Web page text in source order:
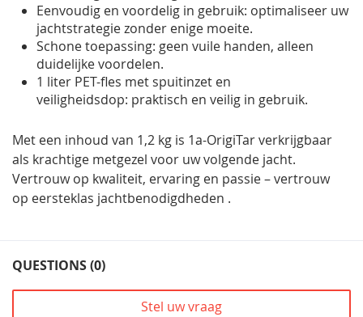
Eenvoudig en voordelig in gebruik: optimaliseer uw
jachtstrategie zonder enige moeite.
Schone toepassing: geen vuile handen, alleen
duidelijke voordelen.
1 liter PET-fles met spuitinzet en
veiligheidsdop: praktisch en veilig in gebruik.
Met een inhoud van 1,2 kg is 1a-OrigiTarverkrijgbaar
als krachtige metgezel voor uw volgende jacht.
Vertrouw op kwaliteit, ervaring en passie– vertrouw
op eersteklas jachtbenodigdheden .
QUESTIONS (0)
Stel uw vraag